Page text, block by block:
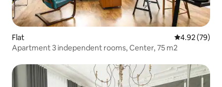
Flat 4.92 out of 5
4.92 (79)
Apartment 3 independent rooms, Center, 75 m2